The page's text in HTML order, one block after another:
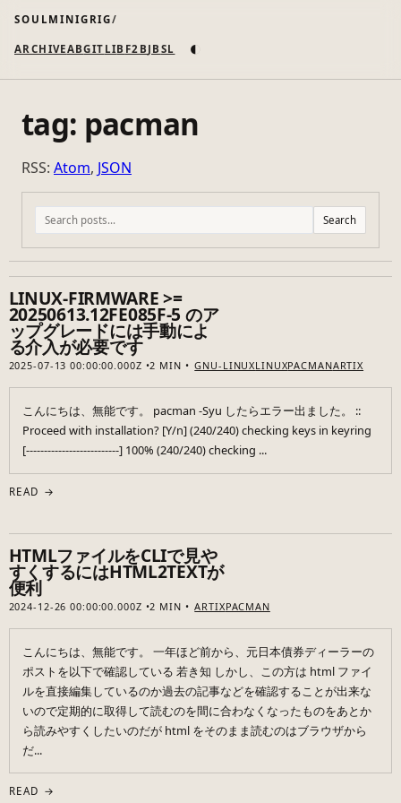
SOULMINIGRIG
ARCHIVEABGIT LIB F2B JB SL ◐
tag: pacman
RSS: Atom, JSON
Search
LINUX-FIRMWARE >=
20250613.12FE085F-5 のア
ップグレードには手動によ
る介入が必要です
2025-07-13 00:00:00.000Z 2 MIN GNU-LINUXLINUXPACMANARTIX
こんにちは、無能です。 pacman -Syu したらエラー出ました。 ::
Proceed with installation? [Y/n] (240/240) checking keys in keyring
[--------------------------] 100% (240/240) checking ...
READ →
HTMLファイルをCLIで見や
すくするにはHTML2TEXTが
便利
2024-12-26 00:00:00.000Z 2 MIN ARTIXPACMAN
こんにちは、無能です。 一年ほど前から、元日本債券ディーラーの
ポストを以下で確認している 若き知 しかし、この方は html ファイ
ルを直接編集しているのか過去の記事などを確認することが出来な
いので定期的に取得して読むのを間に合わなくなったものをあとか
ら読みやすくしたいのだが html をそのまま読むのはブラウザから
だ...
READ →